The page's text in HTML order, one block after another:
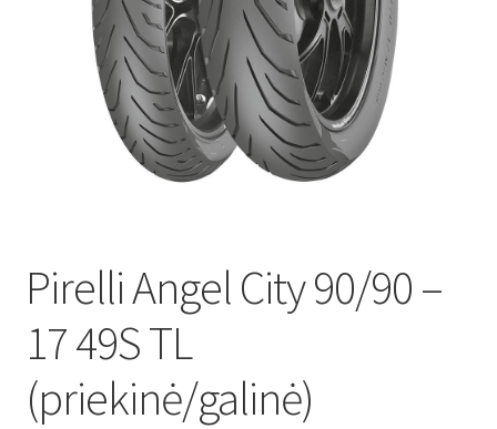
Pirelli Angel City 90/90 –
17 49S TL
(priekinė/galinė)